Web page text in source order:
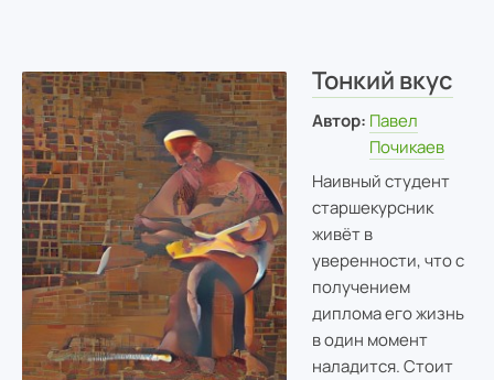
Тонкий вкус
Автор: Павел
Почикаев
Наивный студент
старшекурсник
живёт в
уверенности, что с
получением
диплома его жизнь
в один момент
наладится. Стоит